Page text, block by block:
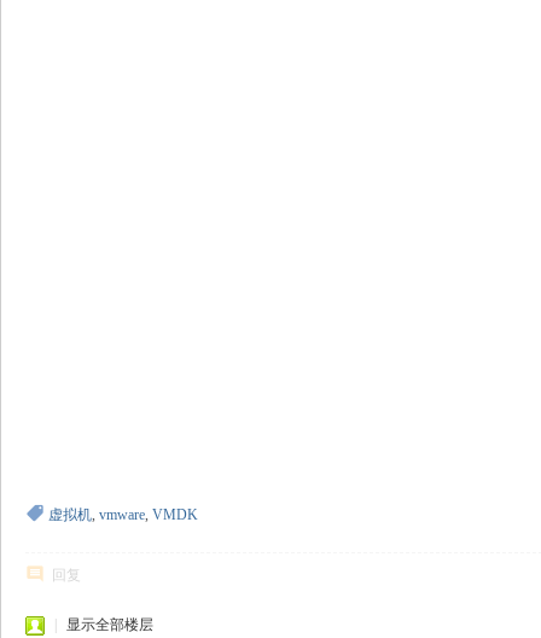
虚拟机, vmware, VMDK
回复
显示全部楼层